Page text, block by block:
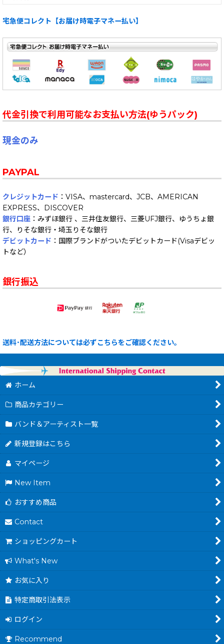
宅急便コレクト【お届け時電子マネー払い】
代金引換で利用可能なお支払い方法(ゆうパック)
現金のみ
PAYPAL
クレジットカード ：VISA、mastercard、JCB、AMERICAN
EXPRESS、DISCOVER
銀行口座 ：みずほ銀行 、三井住友銀行、三菱UFJ銀行、ゆうちょ銀
行、りそな銀行・埼玉りそな銀行
デビットカード ：国際ブランドがついたデビットカード(Visaデビッ
トなど）
銀行振込
送料･配送方法については必ずこちらをご確認ください。
ホーム
商品カテゴリー
バンド＆アーティスト一覧
新規登録はこちら
マイページ
New Item
おすすめ商品
Contact
ショッピングカート
What's New
お気に入り
特定商取引法表示
ログイン
Recommend